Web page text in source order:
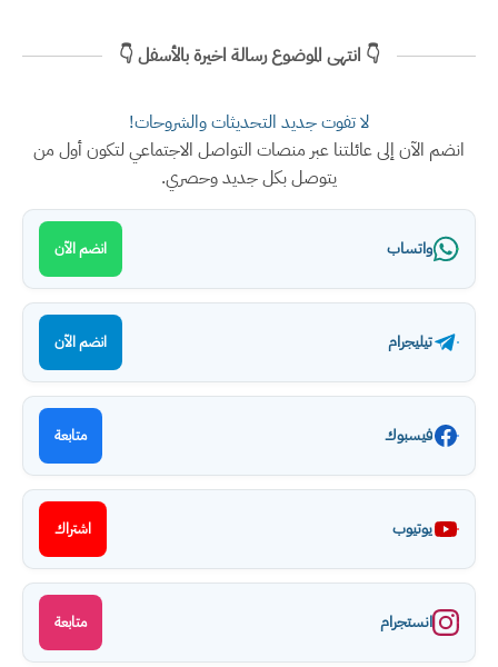
👇 انتهى الموضوع رسالة اخيرة بالأسفل 👇
لا تفوت جديد التحديثات والشروحات!
انضم الآن إلى عائلتنا عبر منصات التواصل الاجتماعي لتكون أول من
يتوصل بكل جديد وحصري.
واتساب انضم الآن
تيليجرام انضم الآن
فيسبوك متابعة
يوتيوب اشتراك
انستجرام متابعة